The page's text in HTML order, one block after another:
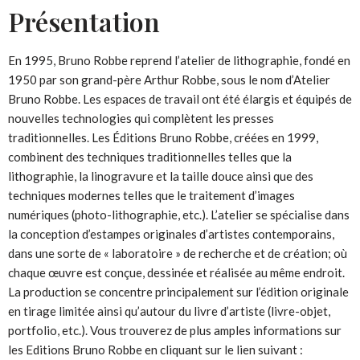
Présentation
En 1995, Bruno Robbe reprend l’atelier de lithographie, fondé en
1950 par son grand-père Arthur Robbe, sous le nom d’Atelier
Bruno Robbe. Les espaces de travail ont été élargis et équipés de
nouvelles technologies qui complètent les presses
traditionnelles. Les Éditions Bruno Robbe, créées en 1999,
combinent des techniques traditionnelles telles que la
lithographie, la linogravure et la taille douce ainsi que des
techniques modernes telles que le traitement d’images
numériques (photo-lithographie, etc.). L’atelier se spécialise dans
la conception d’estampes originales d’artistes contemporains,
dans une sorte de « laboratoire » de recherche et de création; où
chaque œuvre est conçue, dessinée et réalisée au même endroit.
La production se concentre principalement sur l’édition originale
en tirage limitée ainsi qu’autour du livre d’artiste (livre-objet,
portfolio, etc.). Vous trouverez de plus amples informations sur
les Editions Bruno Robbe en cliquant sur le lien suivant :